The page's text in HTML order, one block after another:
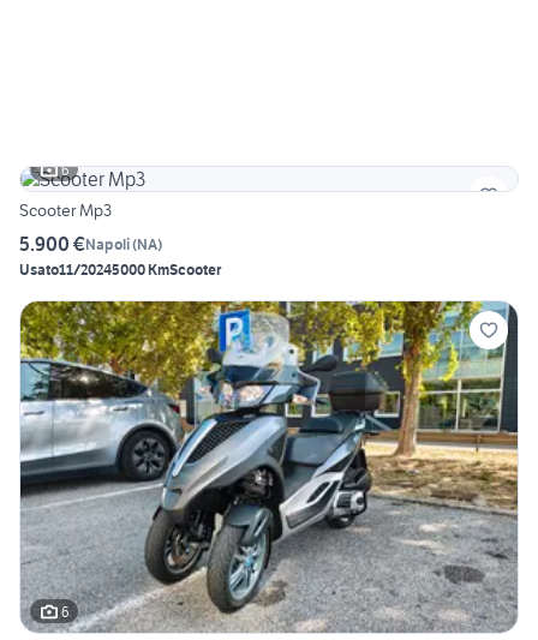
6
Scooter Mp3
5.900 €Napoli(NA)
Usato11/20245000 KmScooter
6